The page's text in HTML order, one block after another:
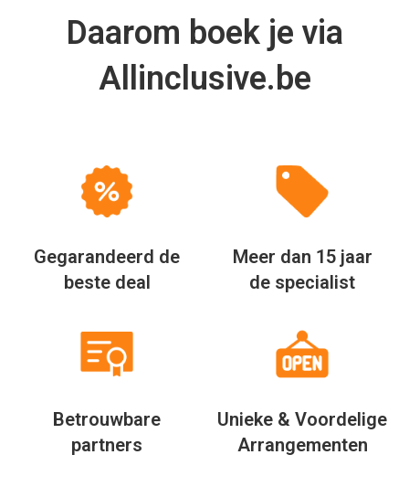
Daarom boek je via
Allinclusive.be
Gegarandeerd de
beste deal
Meer dan 15 jaar
de specialist
Betrouwbare
partners
Unieke & Voordelige
Arrangementen